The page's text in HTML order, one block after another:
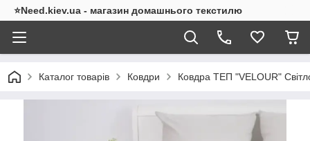
⭐Need.kiev.ua - магазин домашнього текстилю
Каталог товарів Ковдри Ковдра ТЕП "VELOUR"